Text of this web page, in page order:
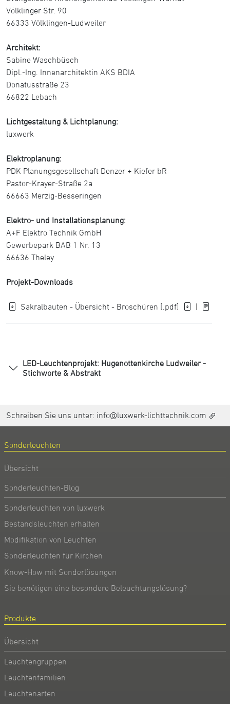
Völklinger Str. 90
66333 Völklingen-Ludweiler
Architekt:
Sabine Waschbüsch
Dipl.-Ing. Innenarchitektin AKS BDIA
Donatusstraße 23
66822 Lebach
Lichtgestaltung & Lichtplanung:
luxwerk
Elektroplanung:
PDK Planungsgesellschaft Denzer + Kiefer bR
Pastor-Krayer-Straße 2a
66663 Merzig-Besseringen
Elektro- und Installationsplanung:
A+F Elektro Technik GmbH
Gewerbepark BAB 1 Nr. 13
66636 Theley
Projekt-Downloads
Sakralbauten - Übersicht - Broschüren [.pdf] |
LED-Leuchtenprojekt: Hugenottenkirche Ludweiler -
Stichworte & Abstrakt
Schreiben Sie uns unter: info@luxwerk-lichttechnik.com
Sonderleuchten
Übersicht
Sonderleuchten-Blog
Sonderleuchten von luxwerk
Bestandsleuchten erhalten
Modifikation von Leuchten
Sonderleuchten für Kirchen
Know-How mit Sonderlösungen
Sie benötigen eine besondere Beleuchtungslösung?
Produkte
Übersicht
Leuchtengruppen
Leuchtenfamilien
Leuchtenarten